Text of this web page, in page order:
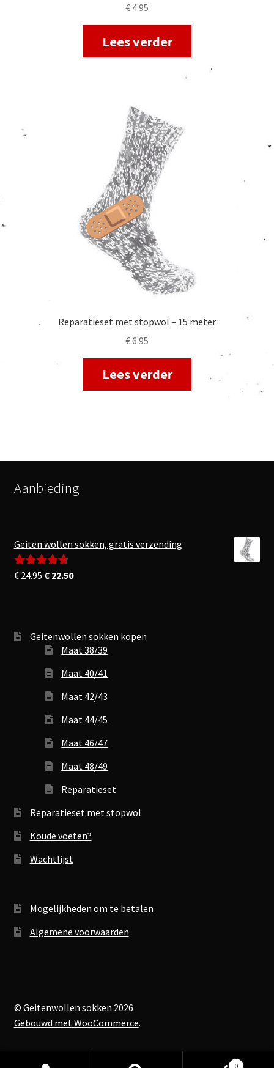
€ 4.95
Lees verder
Reparatieset met stopwol – 15 meter
€6.95
Lees verder
Aanbieding
Geiten wollen sokken, gratis verzending
Gewaardeerd
€24.95 Oorspronkelijke
€22.50Huidige
Geitenwollen sokken kopen
Maat 38/39
Maat 40/41
Maat 42/43
Maat 44/45
Maat 46/47
Maat 48/49
Reparatieset
Reparatieset met stopwol
Koude voeten?
Wachtlijst
Mogelijkheden om te betalen
Algemene voorwaarden
© Geitenwollen sokken 2026
Gebouwd met WooCommerce.
0